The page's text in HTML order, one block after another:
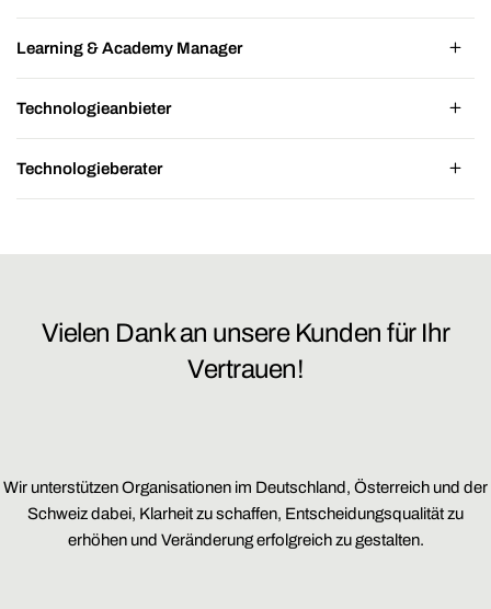
Learning & Academy Manager
Technologieanbieter
Technologieberater
Vielen Dank an unsere Kunden für Ihr
Vertrauen!
Wir unterstützen Organisationen im Deutschland, Österreich und der
Schweiz dabei, Klarheit zu schaffen, Entscheidungsqualität zu
erhöhen und Veränderung erfolgreich zu gestalten.